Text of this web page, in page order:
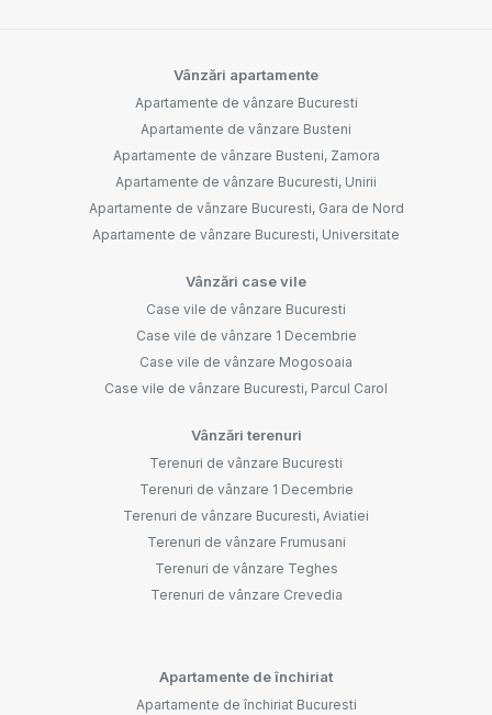
Vânzări apartamente
Apartamente de vânzare Bucuresti
Apartamente de vânzare Busteni
Apartamente de vânzare Busteni, Zamora
Apartamente de vânzare Bucuresti, Unirii
Apartamente de vânzare Bucuresti, Gara de Nord
Apartamente de vânzare Bucuresti, Universitate
Vânzări case vile
Case vile de vânzare Bucuresti
Case vile de vânzare 1 Decembrie
Case vile de vânzare Mogosoaia
Case vile de vânzare Bucuresti, Parcul Carol
Vânzări terenuri
Terenuri de vânzare Bucuresti
Terenuri de vânzare 1 Decembrie
Terenuri de vânzare Bucuresti, Aviatiei
Terenuri de vânzare Frumusani
Terenuri de vânzare Teghes
Terenuri de vânzare Crevedia
Apartamente de închiriat
Apartamente de închiriat Bucuresti